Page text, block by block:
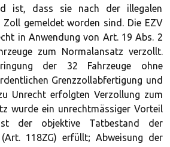
ist, dass sie nach der illegalen
gemeldet worden sind. Die EZV
in Anwendung von Art. 19 Abs. 2
zum Normalansatz verzollt.
der 32 Fahrzeuge ohne
Grenzzollabfertigung und
Unrecht erfolgten Verzollung zum
wurde ein unrechtmässiger Vorteil
der objektive Tatbestand der
118ZG) erfüllt; Abweisung der